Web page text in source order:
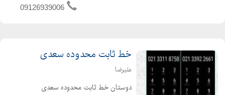
09126939006
خط ثابت محدوده سعدی
علیرضا
دوستان خط ثابت محدوده سعدی